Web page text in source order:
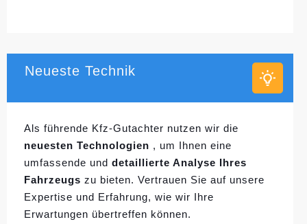
Neueste Technik
Als führende Kfz-Gutachter nutzen wir die
neuesten Technologien , um Ihnen eine
umfassende und detaillierte Analyse Ihres
Fahrzeugs zu bieten. Vertrauen Sie auf unsere
Expertise und Erfahrung, wie wir Ihre
Erwartungen übertreffen können.